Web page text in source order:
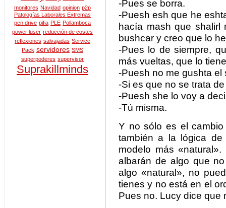
monitores Navidad opinion p2p
Patologías Laborales Extremas
pen drive pifia PLE Pollamboca
power luser reducción de costes
reflexiones salvajadas Service
Pack servidores SMS
superpoderes supervisor
Suprakillminds
-Pues se borra.
-Puesh esh que he
hacía mash que
bushcar y creo que lo
-Pues lo de siempre,
más vueltas, que lo
-Puesh no me gushta el
-Si es que no se trata
-Puesh she lo voy a
-Tú misma.
Y no sólo es el
también a la lógica de
modelo más
albarán de algo que
algo «natural», no
tienes y no está en el
Pues no. Lucy dice que